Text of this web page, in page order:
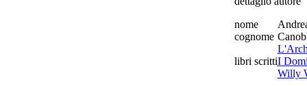
nome
cognome
libri scrittiI
Willy